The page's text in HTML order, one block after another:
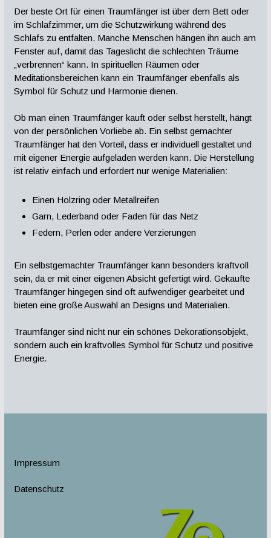
Der beste Ort für einen Traumfänger ist über dem Bett oder
im Schlafzimmer, um die Schutzwirkung während des
Schlafs zu entfalten. Manche Menschen hängen ihn auch am
Fenster auf, damit das Tageslicht die schlechten Träume
„verbrennen“ kann. In spirituellen Räumen oder
Meditationsbereichen kann ein Traumfänger ebenfalls als
Symbol für Schutz und Harmonie dienen.
Ob man einen Traumfänger kauft oder selbst herstellt, hängt
von der persönlichen Vorliebe ab. Ein selbst gemachter
Traumfänger hat den Vorteil, dass er individuell gestaltet und
mit eigener Energie aufgeladen werden kann. Die Herstellung
ist relativ einfach und erfordert nur wenige Materialien:
Einen Holzring oder Metallreifen
Garn, Lederband oder Faden für das Netz
Federn, Perlen oder andere Verzierungen
Ein selbstgemachter Traumfänger kann besonders kraftvoll
sein, da er mit einer eigenen Absicht gefertigt wird. Gekaufte
Traumfänger hingegen sind oft aufwendiger gearbeitet und
bieten eine große Auswahl an Designs und Materialien.
Traumfänger sind nicht nur ein schönes Dekorationsobjekt,
sondern auch ein kraftvolles Symbol für Schutz und positive
Energie.
Impressum
Datenschutz